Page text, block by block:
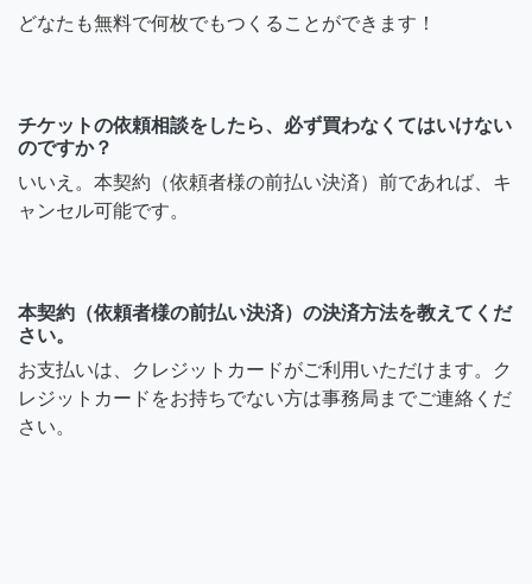
どなたも無料で何枚でもつくることができます！
チケットの依頼相談をしたら、必ず買わなくてはいけない
のですか？
いいえ。本契約（依頼者様の前払い決済）前であれば、キ
ャンセル可能です。
本契約（依頼者様の前払い決済）の決済方法を教えてくだ
さい。
お支払いは、クレジットカードがご利用いただけます。ク
レジットカードをお持ちでない方は事務局までご連絡くだ
さい。